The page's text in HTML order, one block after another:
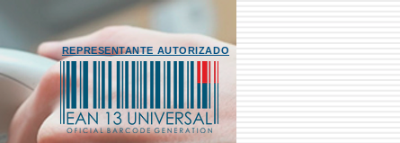
REPRESENTANTE AUTORIZADO